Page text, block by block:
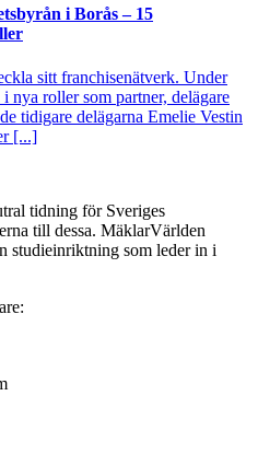
i Borås – 15
sitt franchisenätverk. Under
nya roller som partner, delägare
tidigare delägarna Emelie Vestin
[...]
tidning för Sveriges
till dessa. MäklarVärlden
studieinriktning som leder in i